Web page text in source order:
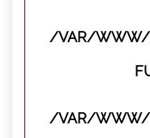
/VAR/WWW/
/VAR/WWW/